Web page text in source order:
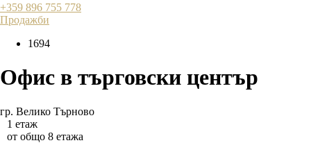
+359 896 755 778
Продажби
1694
Офис в търговски център
гр. Велико Търново
1 етаж
от общо 8 етажа